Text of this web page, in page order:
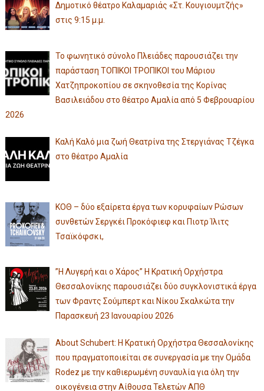
Δημοτικό θέατρο Καλαμαριάς «Στ. Κουγιουμτζής»
στις 9:15 μ.μ.
Το φωνητικό σύνολο Πλειάδες παρουσιάζει την
παράσταση ΤΟΠΙΚΟΙ ΤΡΟΠΙΚΟΙ του Μάριου
Χατζηπροκοπίου σε σκηνοθεσία της Κορίνας
Βασιλειάδου στο θέατρο Αμαλία από 5 Φεβρουαρίου
2026
Καλή Καλό μια ζωή Θεατρίνα της Στεργιάνας Τζέγκα
στο θέατρο Αμαλία
ΚΟΘ – δύο εξαίρετα έργα των κορυφαίων Ρώσων
συνθετών Σεργκέι Προκόφιεφ και Πιοτρ Ίλιτς
Τσαϊκόφσκι,
”Η Λυγερή και ο Χάρος” Η Κρατική Ορχήστρα
Θεσσαλονίκης παρουσιάζει δύο συγκλονιστικά έργα
των Φραντς Σούμπερτ και Νίκου Σκαλκώτα την
Παρασκευή 23 Ιανουαρίου 2026
About Schubert: Η Κρατική Ορχήστρα Θεσσαλονίκης
που πραγματοποιείται σε συνεργασία με την Ομάδα
Rodez με την καθιερωμένη συναυλία για όλη την
οικογένεια στην Αίθουσα Τελετών ΑΠΘ